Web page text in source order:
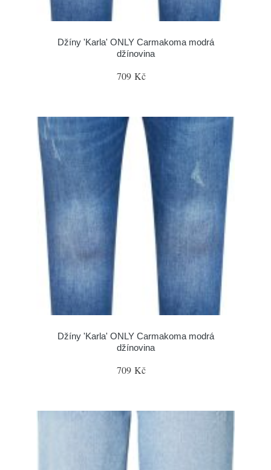
Džíny 'Karla' ONLY Carmakoma modrá
džínovina
709 Kč
Džíny 'Karla' ONLY Carmakoma modrá
džínovina
709 Kč